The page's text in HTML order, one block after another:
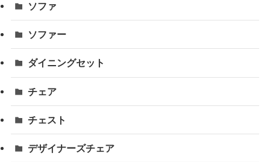
ソファ
ソファー
ダイニングセット
チェア
チェスト
デザイナーズチェア